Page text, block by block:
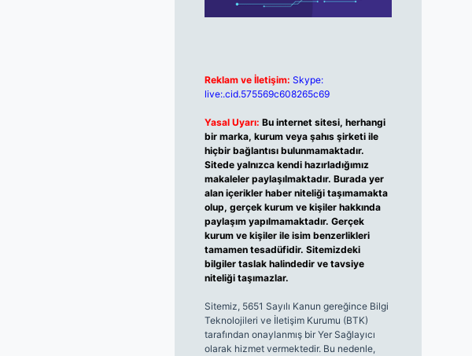
Reklam ve İletişim: Skype:
live:.cid.575569c608265c69
Yasal Uyarı: Bu internet sitesi, herhangi
bir marka, kurum veya şahıs şirketi ile
hiçbir bağlantısı bulunmamaktadır.
Sitede yalnızca kendi hazırladığımız
makaleler paylaşılmaktadır. Burada yer
alan içerikler haber niteliği taşımamakta
olup, gerçek kurum ve kişiler hakkında
paylaşım yapılmamaktadır. Gerçek
kurum ve kişiler ile isim benzerlikleri
tamamen tesadüfidir. Sitemizdeki
bilgiler taslak halindedir ve tavsiye
niteliği taşımazlar.
Sitemiz, 5651 Sayılı Kanun gereğince Bilgi
Teknolojileri ve İletişim Kurumu (BTK)
tarafından onaylanmış bir Yer Sağlayıcı
olarak hizmet vermektedir. Bu nedenle,